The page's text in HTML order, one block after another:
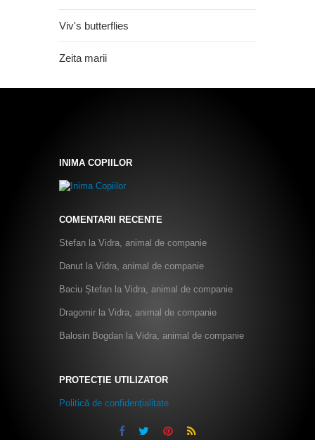
Viv's butterflies
Zeita marii
INIMA COPIILOR
COMENTARII RECENTE
Stefan la Vidra, animal de companie
Danut la Vidra, animal de companie
Baciu Ștefan la Vidra, animal de companie
Dragomir la Vidra, animal de companie
Balosin Bogdan la Vidra, animal de companie
PROTECȚIE UTILIZATOR
Politică de confidențialitate